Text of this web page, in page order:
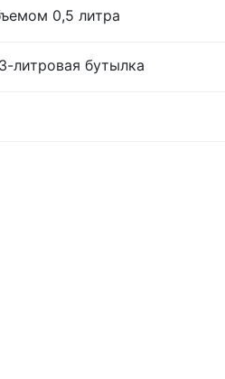
0,5 литра
литровая бутылка